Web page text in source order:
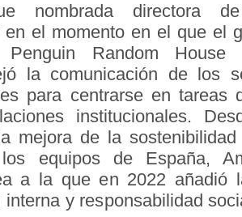
nombrada directora de
en el momento en el que el
Random House
la comunicación de los
para centrarse en tareas
institucionales.
mejora de la
los equipos de España,
a la que en 2022 añadió
interna y responsabilidad